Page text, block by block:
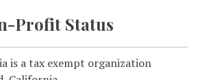
Profit Status
is a tax exempt organization